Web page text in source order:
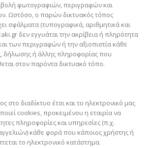
φωτογραφιών, περιγραφών και
Ωστόσο, ο παρών δικτυακός τόπος
σφάλματα (τυπογραφικά, αριθμητικά και
δεν εγγυάται την ακρίβεια ή πληρότητα
των περιγραφών ή την αξιοπιστία κάθε
δήλωσης ή άλλης πληροφορίας που
στον παρόντα δικτυακό τόπο.
στο διαδίκτυο έτσι και το ηλεκτρονικό μας
cookies, προκειμένου η εταιρία να
πληροφορίες και υπηρεσίες (π.χ.
κάθε φορά που κάποιος χρήστης ή
το ηλεκτρονικό κατάστημα.